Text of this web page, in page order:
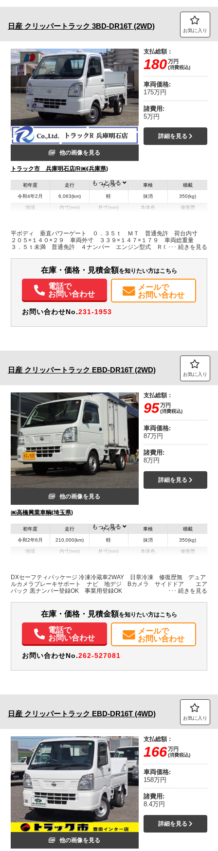
日産 クリッパートラック 3BD-DR16T (2WD) お気に入り
他の画像を見る
トラック市 兵庫明石店/R㈱(兵庫県)
支払総額：
180万円
(消費税込)
車両価格:
175万円
諸費用:
5万円
詳細を見る
初年度
令和4年2月
走行
6,063(km)
サイズ
軽
車検
抹消
積載
350(kg)
地域 内寸(mm)
H:290
外寸(mm)
H:1,790
本体色 修復歴
装備情報
もっと見る
平ボディ 垂直パワーゲート ０．３５ｔ ＭＴ 普通免許 荷台内寸
２０５×１４０×２９ 車両外寸 ３３９×１４７×１７９ 車両総重量
３．５ｔ未満 普通免許 ４ナンバー エンジン型式 Ｒ０６Ａ ６６０
在庫・価格・見積金額を知りたい方はこちら
電話で
お問い合わせ
メールで
お問い合わせ
お問い合わせNo.231-1953
日産 クリッパートラック EBD-DR16T (2WD) お気に入り
他の画像を見る
㈱高橋興業車輌(埼玉県)
支払総額：
95万円
(消費税込)
車両価格:
87万円
諸費用:
8万円
詳細を見る
初年度
令和2年6月
走行
210,000(km)
サイズ
軽
車検
抹消
積載
350(kg)
地域 内寸(mm) 外寸(mm) 本体色 修復歴
装備情報
エアコン パワステ ABS エアバッグ カーナビ TV
ETC
バックモニター
ドラレコ
もっと見る
DXセーフティパッケージ 冷凍冷蔵車2WAY 日章冷凍 修復歴無 デュア
ルカメラブレーキサポート ナビ 地デジ Bカメラ サイドドア エア
バック 黒ナンバー登録OK 事業用登録OK
在庫・価格・見積金額を知りたい方はこちら
電話で
お問い合わせ
メールで
お問い合わせ
お問い合わせNo.262-527081
日産 クリッパートラック EBD-DR16T (4WD) お気に入り
他の画像を見る
支払総額：
166万円
(消費税込)
車両価格:
158万円
諸費用:
8.4万円
詳細を見る